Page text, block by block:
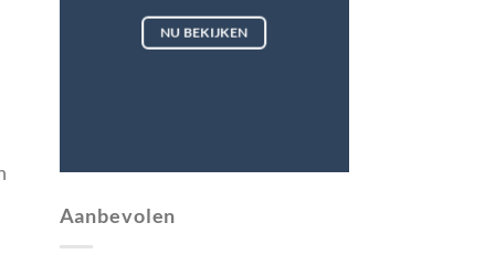
NU BEKIJKEN
Aanbevolen